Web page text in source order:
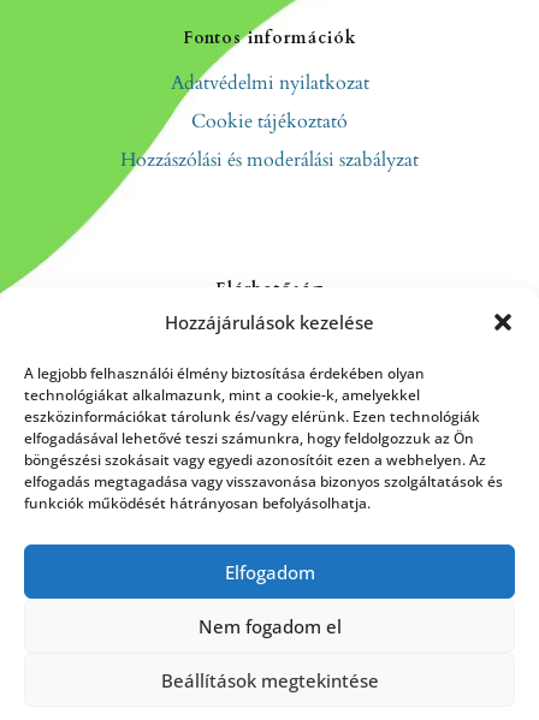
Hozzájárulások kezelése
A legjobb felhasználói élmény biztosítása érdekében olyan
technológiákat alkalmazunk, mint a cookie-k, amelyekkel
eszközinformációkat tárolunk és/vagy elérünk. Ezen technológiák
elfogadásával lehetővé teszi számunkra, hogy feldolgozzuk az Ön
böngészési szokásait vagy egyedi azonosítóit ezen a webhelyen. Az
elfogadás megtagadása vagy visszavonása bizonyos szolgáltatások és
funkciók működését hátrányosan befolyásolhatja.
Elfogadom
Nem fogadom el
Beállítások megtekintése
Fontos információk
Adatvédelmi nyilatkozat
Cookie tájékoztató
Hozzászólási és moderálási szabályzat
Elérhetőség
Kapcsolat
Rólunk
HÍRLEVÉL FELIRATKOZÁS